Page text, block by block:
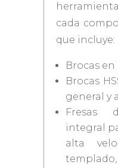
cada
que incluye:
Brocas
Brocas
general y
Fresas
integral
alta